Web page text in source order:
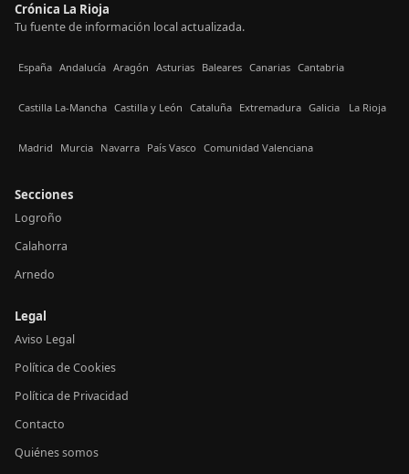
Crónica La Rioja
Tu fuente de información local actualizada.
España Andalucía Aragón Asturias Baleares Canarias Cantabria
Castilla La-Mancha Castilla y León Cataluña Extremadura Galicia La Rioja
Madrid Murcia Navarra País Vasco Comunidad Valenciana
Secciones
Logroño
Calahorra
Arnedo
Legal
Aviso Legal
Política de Cookies
Política de Privacidad
Contacto
Quiénes somos